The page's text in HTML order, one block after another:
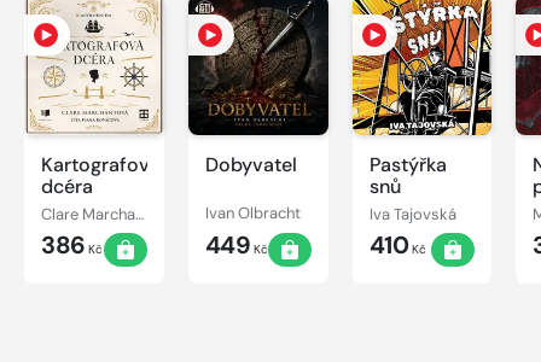
Kartografova
dcéra
Clare Marchant
386 Kč
Dobyvatel
Ivan Olbracht
449 Kč
Pastýřka
snů
Iva Tajovská
410Kč